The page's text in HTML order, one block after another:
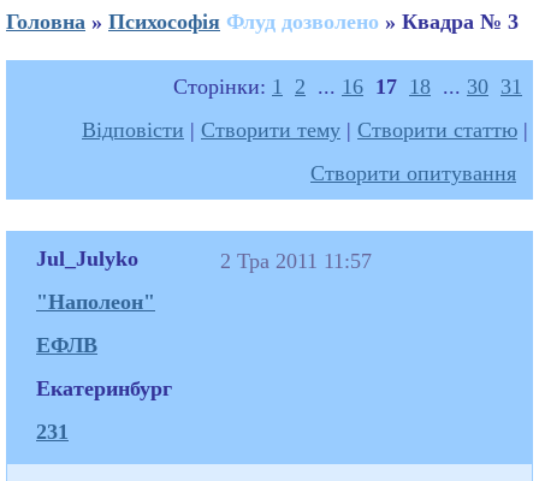
Головна » Психософія Флуд дозволено » Квадра № 3
Сторінки: 1 2 ... 16 17 18 ... 30 31
Відповісти | Створити тему | Створити статтю |
Створити опитування
Jul_Julyko
"Наполеон"
ЕФЛВ
Екатеринбург
231
2 Тра 2011 11:57